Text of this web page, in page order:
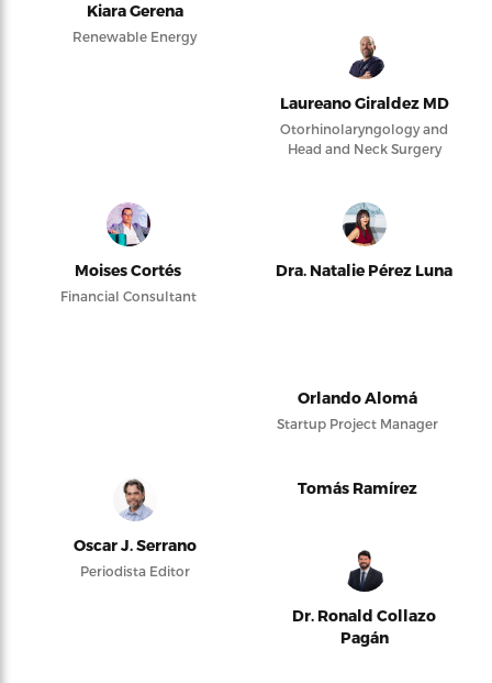
Kiara Gerena
Renewable Energy
Laureano Giraldez MD
Otorhinolaryngology and
Head and Neck Surgery
Moises Cortés
Financial Consultant
Dra. Natalie Pérez Luna
Orlando Alomá
Startup Project Manager
Oscar J. Serrano
Periodista Editor
Tomás Ramírez
Dr. Ronald Collazo
Pagán